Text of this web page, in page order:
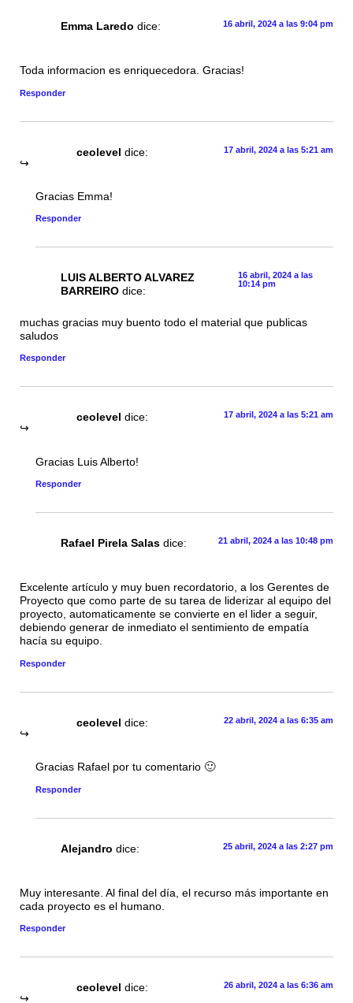
Emma Laredo dice: 16 abril, 2024 a las 9:04 pm
Toda informacion es enriquecedora. Gracias!
Responder
ceolevel dice: 17 abril, 2024 a las 5:21 am
Gracias Emma!
Responder
LUIS ALBERTO ALVAREZ
BARREIRO dice:
16 abril, 2024 a las
10:14 pm
muchas gracias muy buento todo el material que publicas
saludos
Responder
ceolevel dice: 17 abril, 2024 a las 5:21 am
Gracias Luis Alberto!
Responder
Rafael Pirela Salas dice: 21 abril, 2024 a las 10:48 pm
Excelente artículo y muy buen recordatorio, a los Gerentes de
Proyecto que como parte de su tarea de liderizar al equipo del
proyecto, automaticamente se convierte en el lider a seguir,
debiendo generar de inmediato el sentimiento de empatía
hacía su equipo.
Responder
ceolevel dice: 22 abril, 2024 a las 6:35 am
Gracias Rafael por tu comentario 🙂
Responder
Alejandro dice: 25 abril, 2024 a las 2:27 pm
Muy interesante. Al final del día, el recurso más importante en
cada proyecto es el humano.
Responder
ceolevel dice: 26 abril, 2024 a las 6:36 am